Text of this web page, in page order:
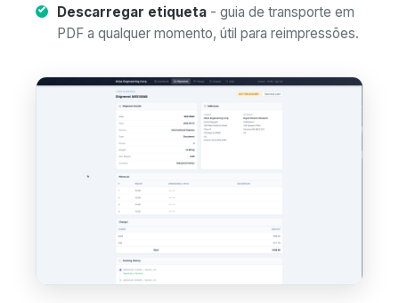
Descarregar etiqueta - guia de transporte em
PDF a qualquer momento, útil para reimpressões.